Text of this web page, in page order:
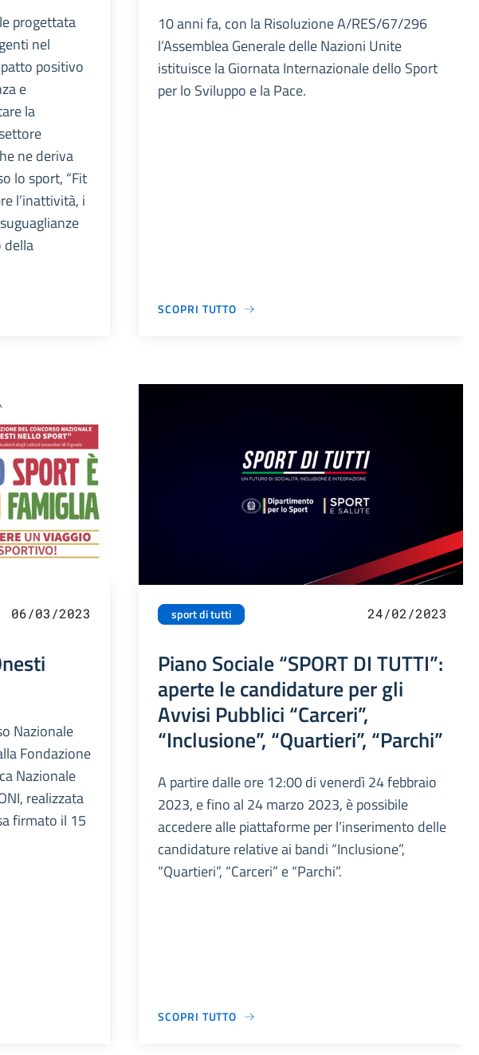
progettata
nel
positivo
e
la
ne deriva
lo sport, “Fit
l’inattività, i
della
10 anni fa, con la Risoluzione A/RES/67/296
l’Assemblea Generale delle Nazioni Unite
istituisce la Giornata Internazionale dello Sport
per lo Sviluppo e la Pace.
SCOPRI TUTTO
06/03/2023
Nazionale
Fondazione
Nazionale
realizzata
firmato il 15
sport di tutti 24/02/2023
Piano Sociale “SPORT DI TUTTI”:
aperte le candidature per gli
Avvisi Pubblici “Carceri”,
“Inclusione”, “Quartieri”, “Parchi”
A partire dalle ore 12:00 di venerdì 24 febbraio
2023, e fino al 24 marzo 2023, è possibile
accedere alle piattaforme per l’inserimento delle
candidature relative ai bandi “Inclusione”,
“Quartieri”, “Carceri” e “Parchi”.
SCOPRI TUTTO